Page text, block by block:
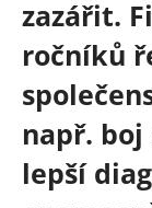
zazářit.
ročníků
např.
lepší